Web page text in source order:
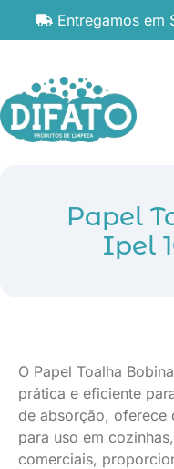
Entregamos em
Papel
Ipel
O Papel Toalha
prática e eficiente
de absorção, oferece
para uso em
comerciais,